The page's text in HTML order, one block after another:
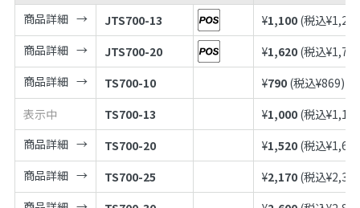
商品詳細
JTS700-13 ¥1,100 (税込¥1,210
商品詳細
JTS700-20 ¥1,620 (税込¥1,782
商品詳細
TS700-10 ¥790 (税込¥869)
表示中
TS700-13 ¥1,000 (税込¥1,100
商品詳細
TS700-20 ¥1,520 (税込¥1,672
商品詳細
TS700-25 ¥2,170 (税込¥2,387